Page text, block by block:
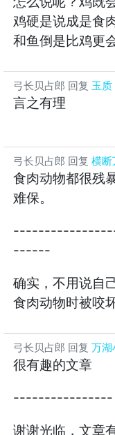
鸡硬是说成是食
和鱼倒是比鸡更
弓长贝占郎 回复 玉质
言之有理
弓长贝占郎 回复 横断
食肉动物都很残
难保。
------
确实，不用说自
食肉动物时被咬
弓长贝占郎 回复 万湖
很有趣的文章
----------------
谢谢光临，文章